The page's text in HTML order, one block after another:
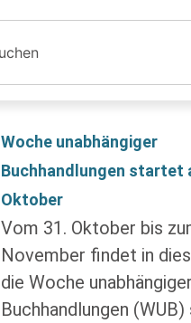
Woche unabhängiger
Buchhandlungen startet
Oktober
Vom 31. Oktober bis
November findet in
die Woche unabhängiger
Buchhandlungen